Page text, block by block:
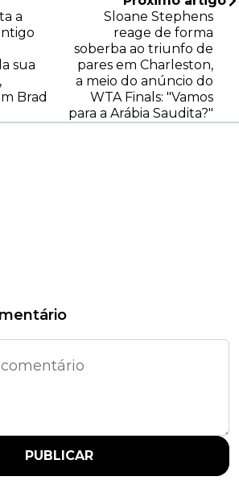
a
sua
Brad
Sloane Stephens
reage de forma
soberba ao triunfo de
pares em Charleston,
a meio do anúncio do
WTA Finals: "Vamos
para a Arábia Saudita?"
PUBLICAR